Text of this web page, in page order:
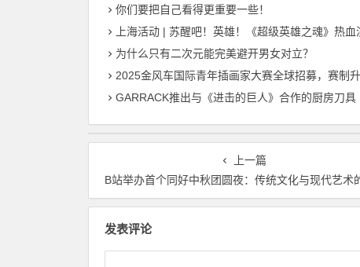
你们要把自己看得更重要一些！
上海活动 | 苏醒吧！英雄！《超级英雄之魂》热血演唱会首次登陆上
为什么只有二次元能完美避开男女对立？
2025金风车国际青年插画家大赛全球招募，赛制升级，开启国际交流与商业新机遇！
GARRACK推出与《进击的巨人》合作的厨房刀具
上一篇
B站举办首个同好中秋团圆夜：传统文化与现代艺术的完美融
发表评论